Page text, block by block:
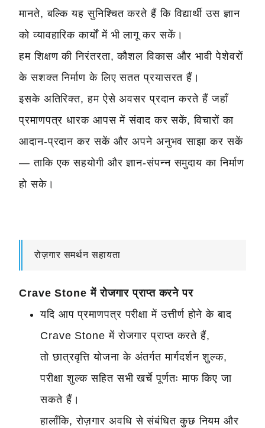
मानते, बल्कि यह सुनिश्चित करते हैं कि विद्यार्थी उस ज्ञान
को व्यावहारिक कार्यों में भी लागू कर सकें।
हम शिक्षण की निरंतरता, कौशल विकास और भावी पेशेवरों
के सशक्त निर्माण के लिए सतत प्रयासरत हैं।
इसके अतिरिक्त, हम ऐसे अवसर प्रदान करते हैं जहाँ
प्रमाणपत्र धारक आपस में संवाद कर सकें, विचारों का
आदान-प्रदान कर सकें और अपने अनुभव साझा कर सकें
— ताकि एक सहयोगी और ज्ञान-संपन्न समुदाय का निर्माण
हो सके।
रोज़गार समर्थन सहायता
Crave Stone में रोजगार प्राप्त करने पर
यदि आप प्रमाणपत्र परीक्षा में उत्तीर्ण होने के बाद
Crave Stone में रोजगार प्राप्त करते हैं,
तो छात्रवृत्ति योजना के अंतर्गत मार्गदर्शन शुल्क,
परीक्षा शुल्क सहित सभी खर्चे पूर्णतः माफ किए जा
सकते हैं।
हालाँकि, रोज़गार अवधि से संबंधित कुछ नियम और